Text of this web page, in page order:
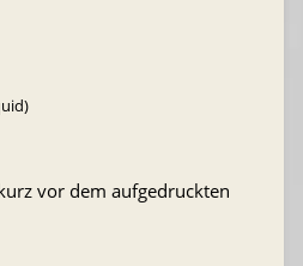
vor dem aufgedruckten